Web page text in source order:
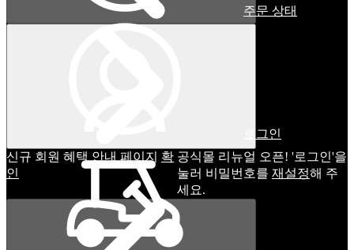
신규 회원 혜택 안내 페이지 확
인
공식몰 리뉴얼 오픈! '로그인'을
눌러 비밀번호를 재설정해 주
세요.
주문 상태
로그인